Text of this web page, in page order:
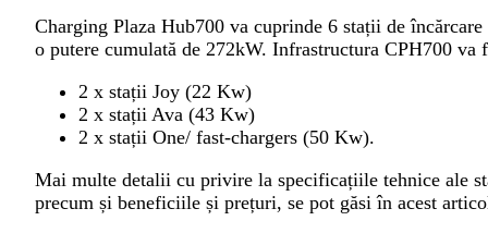
Charging Plaza Hub700 va cuprinde 6 stații de
o putere cumulată de 272kW. Infrastructura CPH700
2 x stații Joy (22 Kw)
2 x stații Ava (43 Kw)
2 x stații One/ fast-chargers (50 Kw).
Mai multe detalii cu privire la specificațiile tehnice ale
precum și beneficiile și prețuri, se pot găsi în acest